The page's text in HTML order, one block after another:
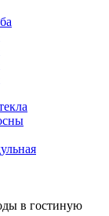
в гостиную